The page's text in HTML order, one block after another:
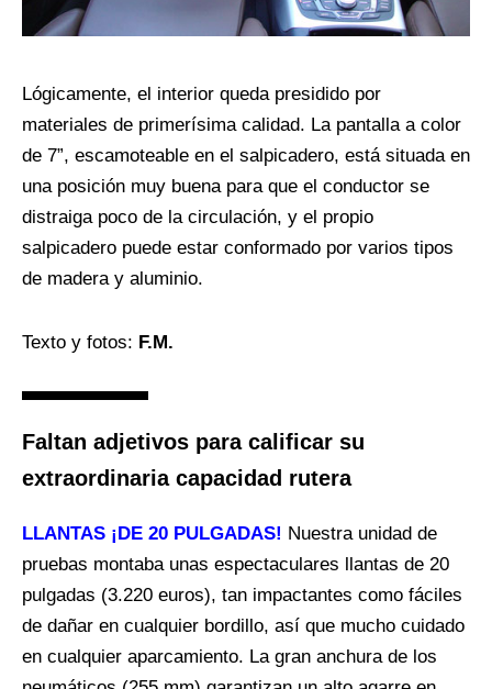
Lógicamente, el interior queda presidido por
materiales de primerísima calidad. La pantalla a color
de 7”, escamoteable en el salpicadero, está situada en
una posición muy buena para que el conductor se
distraiga poco de la circulación, y el propio
salpicadero puede estar conformado por varios tipos
de madera y aluminio.
Texto y fotos: F.M.
Faltan adjetivos para calificar su
extraordinaria capacidad rutera
LLANTAS ¡DE 20 PULGADAS! Nuestra unidad de
pruebas montaba unas espectaculares llantas de 20
pulgadas (3.220 euros), tan impactantes como fáciles
de dañar en cualquier bordillo, así que mucho cuidado
en cualquier aparcamiento. La gran anchura de los